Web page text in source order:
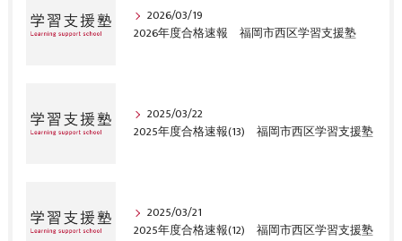
2026/03/19
2026年度合格速報 福岡市西区学習支援塾
2025/03/22
2025年度合格速報(13) 福岡市西区学習支援塾
2025/03/21
2025年度合格速報(12) 福岡市西区学習支援塾